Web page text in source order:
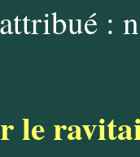
:
le